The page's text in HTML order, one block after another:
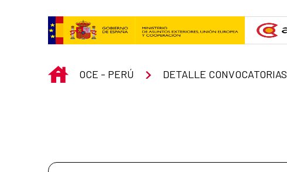
INICIO
OCE - PERÚ DETALLE CONVOCATORIAS